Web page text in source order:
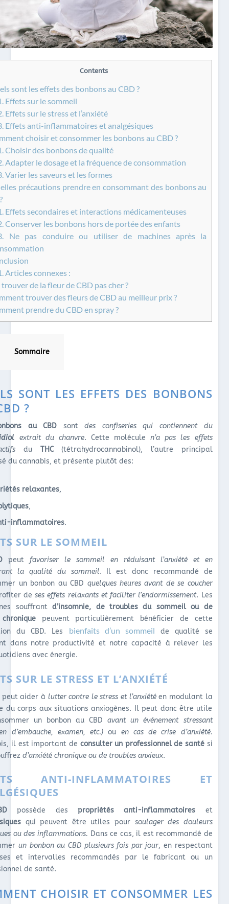
Contents
sont les effets des bonbons au CBD ?
Effets sur le sommeil
Effets sur le stress et l’anxiété
Effets anti-inflammatoires et analgésiques
choisir et consommer les bonbons au CBD ?
Choisir des bonbons de qualité
Adapter le dosage et la fréquence de consommation
Varier les saveurs et les formes
précautions prendre en consommant des bonbons au
Effets secondaires et interactions médicamenteuses
Conserver les bonbons hors de portée des enfants
Ne pas conduire ou utiliser de machines après la
Articles connexes :
de la fleur de CBD pas cher ?
trouver des fleurs de CBD au meilleur prix ?
prendre du CBD en spray ?
Sommaire
SONT LES EFFETS DES BONBONS
?
au CBD sontdes confiseries qui contiennent du
extrait du chanvre. Cette moléculen’a pas les effets
du THC(tétrahydrocannabinol), l’autre principal
du cannabis, et présente plutôt des:
relaxantes,
,
inflammatoires.
SUR LE SOMMEIL
peut favoriser le sommeil
en réduisant l’anxiété et en
la qualité du sommeil. Il est donc recommandé de
un bonbon au CBD quelques heures avant de se coucher
deses effets relaxants et faciliter l’endormissement. Les
souffrantd’insomnie, de troubles du sommeil ou de
peuvent particulièrement bénéficier de cette
du CBD. Les bienfaits d’un sommeil de qualité se
dans notre productivité et notre capacité à relever les
avec énergie.
SUR LE STRESS ET L’ANXIÉTÉ
peut aider à lutter contre le stress et l’anxiétéen modulant la
du corps aux situations anxiogènes. Il peut donc être utile
un bonbon au CBDavant un événement stressant
d’embauche, examen, etc.) ou en cas de crise d’anxiété.
il est important de consulter un professionnel de santési
d’anxiété chronique ou de troubles anxieux.
ANTI-INFLAMMATOIRES ET
possède des propriétés anti-inflammatoires et
qui peuvent être utiles pour soulager des douleurs
ou des inflammations. Dans ce cas, il est recommandé de
un bonbon au CBD plusieurs fois par jour, en respectant
et intervalles recommandés par le fabricant ou un
de santé.
CHOISIR ET CONSOMMER LES